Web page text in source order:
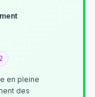
2
en pleine
des